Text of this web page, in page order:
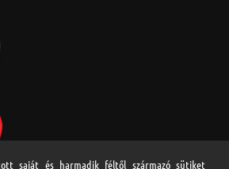
saját és harmadik féltől származó sütiket